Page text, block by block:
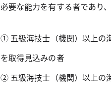
必要な能力を有する者であ
① 五級海技士（機関）以上の
を取得見込みの者
② 五級海技士（機関）以上の